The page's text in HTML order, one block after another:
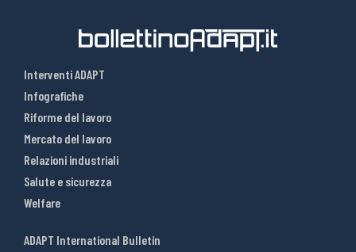
Interventi ADAPT
Infografiche
Riforme del lavoro
Mercato del lavoro
Relazioni industriali
Salute e sicurezza
Welfare
ADAPT International Bulletin